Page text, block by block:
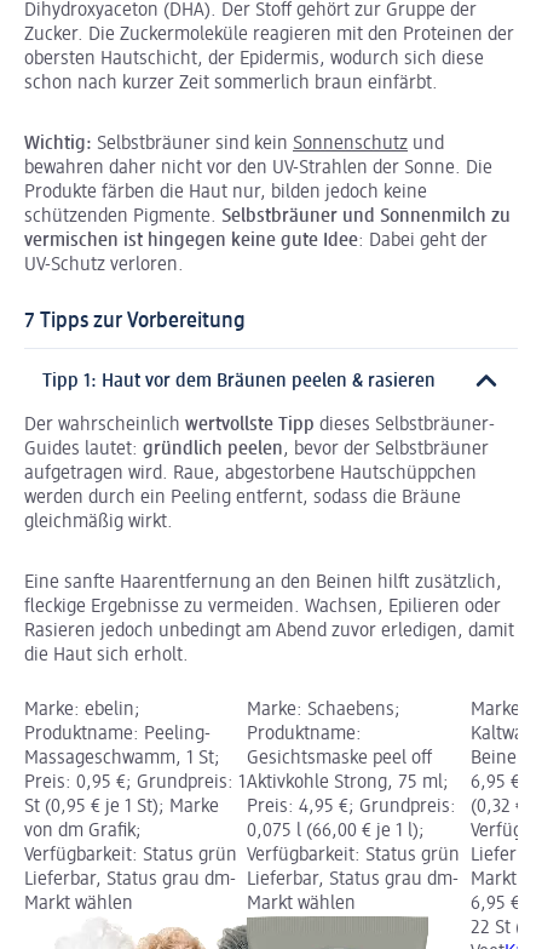
Dihydroxyaceton (DHA). Der Stoff gehört zur Gruppe der
Zucker. Die Zuckermoleküle reagieren mit den Proteinen der
obersten Hautschicht, der Epidermis, wodurch sich diese
schon nach kurzer Zeit sommerlich braun einfärbt.
Wichtig: Selbstbräuner sind kein Sonnenschutz und
bewahren daher nicht vor den UV-Strahlen der Sonne. Die
Produkte färben die Haut nur, bilden jedoch keine
schützenden Pigmente. Selbstbräuner und Sonnenmilch zu
vermischen ist hingegen keine gute Idee: Dabei geht der
UV-Schutz verloren.
7 Tipps zur Vorbereitung
Tipp 1: Haut vor dem Bräunen peelen & rasieren
Der wahrscheinlich wertvollste Tipp dieses Selbstbräuner-
Guides lautet: gründlich peelen, bevor der Selbstbräuner
aufgetragen wird. Raue, abgestorbene Hautschüppchen
werden durch ein Peeling entfernt, sodass die Bräune
gleichmäßig wirkt.
Eine sanfte Haarentfernung an den Beinen hilft zusätzlich,
fleckige Ergebnisse zu vermeiden. Wachsen, Epilieren oder
Rasieren jedoch unbedingt am Abend zuvor erledigen, damit
die Haut sich erholt.
Marke: ebelin;
Produktname: Peeling-
Massageschwamm, 1 St;
Preis: 0,95 €; Grundpreis: 1
St (0,95 € je 1 St); Marke
von dm Grafik;
Verfügbarkeit: Status grün
Lieferbar, Status grau dm-
Markt wählen
Marke: Schaebens;
Produktname:
Gesichtsmaske peel off
Aktivkohle Strong, 75 ml;
Preis: 4,95 €; Grundpreis:
0,075 l (66,00 € je 1 l);
Verfügbarkeit: Status grün
Lieferbar, Status grau dm-
Markt wählen
Marke:
Beine
6,95 €;
(0,32 €
Markt
6,95 €
22 St